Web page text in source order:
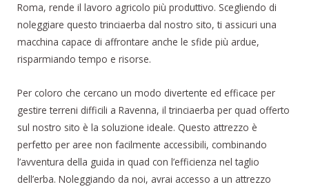
Roma, rende il lavoro agricolo più produttivo. Scegliendo di
noleggiare questo trinciaerba dal nostro sito, ti assicuri una
macchina capace di affrontare anche le sfide più ardue,
risparmiando tempo e risorse.
Per coloro che cercano un modo divertente ed efficace per
gestire terreni difficili a Ravenna, il trinciaerba per quad offerto
sul nostro sito è la soluzione ideale. Questo attrezzo è
perfetto per aree non facilmente accessibili, combinando
l’avventura della guida in quad con l’efficienza nel taglio
dell’erba. Noleggiando da noi, avrai accesso a un attrezzo